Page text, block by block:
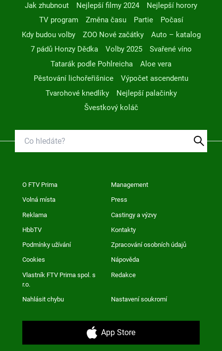
Jak zhubnout Nejlepší filmy 2024
Nejlepší horory
TV program
Změna času Partie
Počasí
Kdy budou volby
ZOO Nové začátky
Auto – katalog
7 pádů Honzy Dědka
Volby 2025
Svařené víno
Tatarák podle Pohlreicha
Aloe vera
Pěstování lichořeřišnice
Výpočet ascendentu
Tvarohové knedlíky
Nejlepší palačinky
Švestkový koláč
O FTV Prima Management
Volná místa Press
Reklama Castingy a výzvy
HbbTV Kontakty
Podmínky užívání Zpracování osobních údajů
Cookies Nápověda
Vlastník FTV Prima spol. s
r.o.
Redakce
Nahlásit chybu Nastavení soukromí
App Store